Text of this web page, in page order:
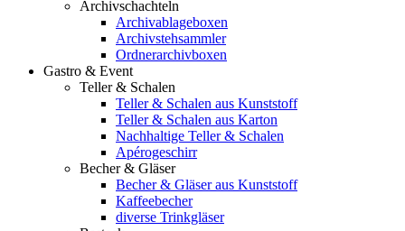
Archivschachteln
Archivablageboxen
Archivstehsammler
Ordnerarchivboxen
Gastro & Event
Teller & Schalen
Teller & Schalen aus Kunststoff
Teller & Schalen aus Karton
Nachhaltige Teller & Schalen
Apérogeschirr
Becher & Gläser
Becher & Gläser aus Kunststoff
Kaffeebecher
diverse Trinkgläser